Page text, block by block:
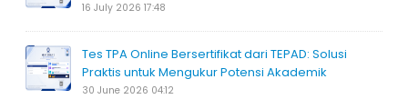
16 July 2026 17:48
Tes TPA Online Bersertifikat dari TEPAD: Solusi
Praktis untuk Mengukur Potensi Akademik
30 June 2026 04:12